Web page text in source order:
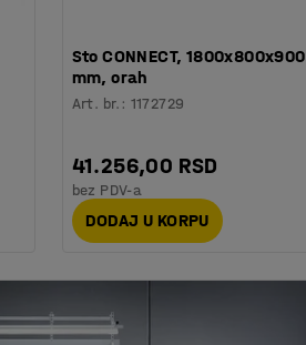
Sto CONNECT, 1800x800x900
mm, orah
Art. br. : 1172729
41.256,00 RSD
bez PDV-a
DODAJ U KORPU